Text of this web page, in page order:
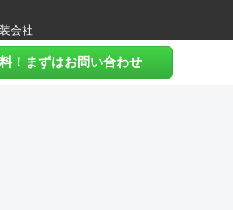
！まずはお問い合わせ
会社